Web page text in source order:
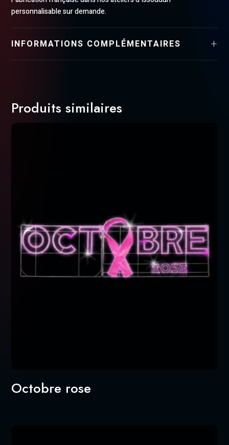
INFORMATIONS COMPLÉMENTAIRES
personnalisable sur demande.
Produits similaires
Octobre rose